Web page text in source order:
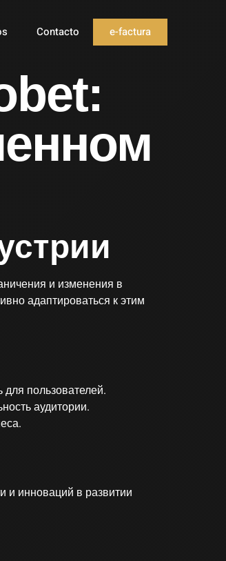
Contacto e-factura
и изменения в
адаптироваться к этим
для пользователей.
аудитории.
и инноваций в развитии